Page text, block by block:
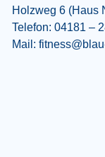
Holzweg 6 (Haus
Telefon: 04181 –
Mail: